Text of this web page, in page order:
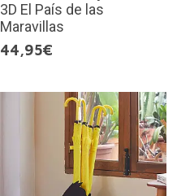
3D El País de las
Maravillas
44,95€